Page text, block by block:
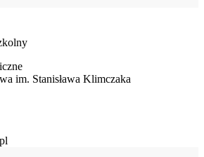
im. Stanisława Klimczaka